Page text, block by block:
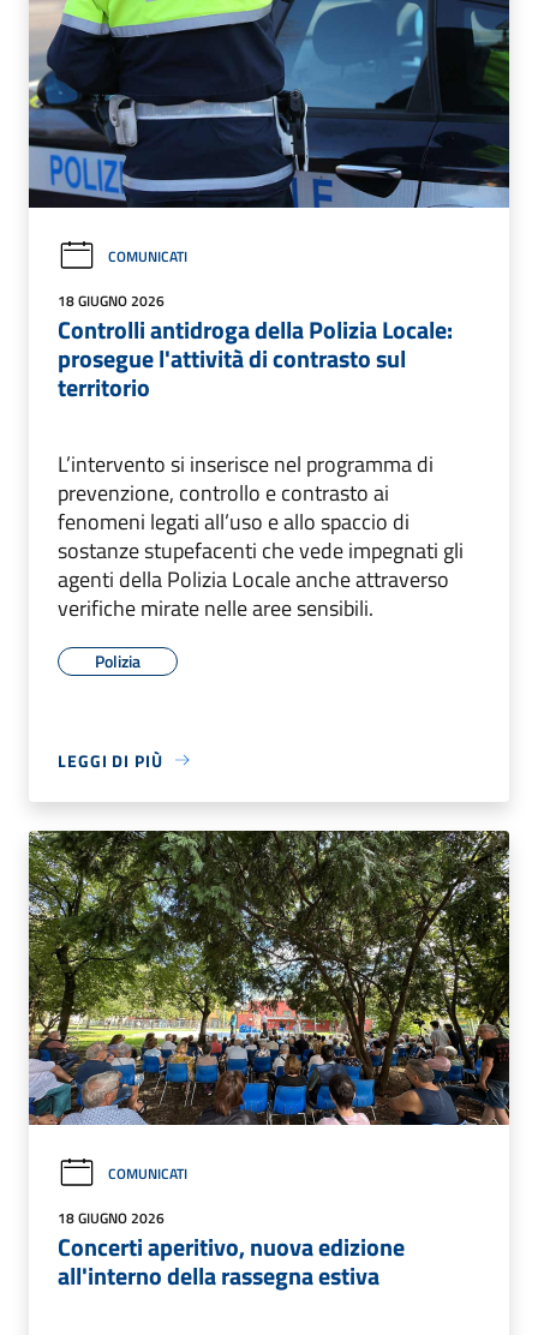
COMUNICATI
18 GIUGNO 2026
Controlli antidroga della Polizia Locale:
prosegue l'attività di contrasto sul
territorio
L’intervento si inserisce nel programma di
prevenzione, controllo e contrasto ai
fenomeni legati all’uso e allo spaccio di
sostanze stupefacenti che vede impegnati gli
agenti della Polizia Locale anche attraverso
verifiche mirate nelle aree sensibili.
Polizia
LEGGI DI PIÙ
COMUNICATI
18 GIUGNO 2026
Concerti aperitivo, nuova edizione
all'interno della rassegna estiva